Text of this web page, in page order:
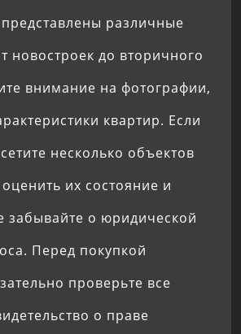
различные
новостроек до вторичного
внимание на фотографии,
квартир. Если
несколько объектов
их состояние и
забывайте о юридической
Перед покупкой
проверьте все
о праве